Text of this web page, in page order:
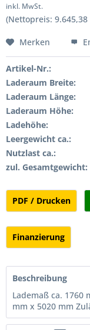
inkl. MwSt.
(Nettopreis: 9.645,38
Merken
Artikel-Nr.:
Laderaum Breite:
Laderaum Länge:
Laderaum Höhe:
Ladehöhe:
Leergewicht ca.:
Nutzlast ca.:
zul. Gesamtgewicht:
PDF / Drucken
Finanzierung
Beschreibung
Lademaß ca. 1760
mm x 5020 mm